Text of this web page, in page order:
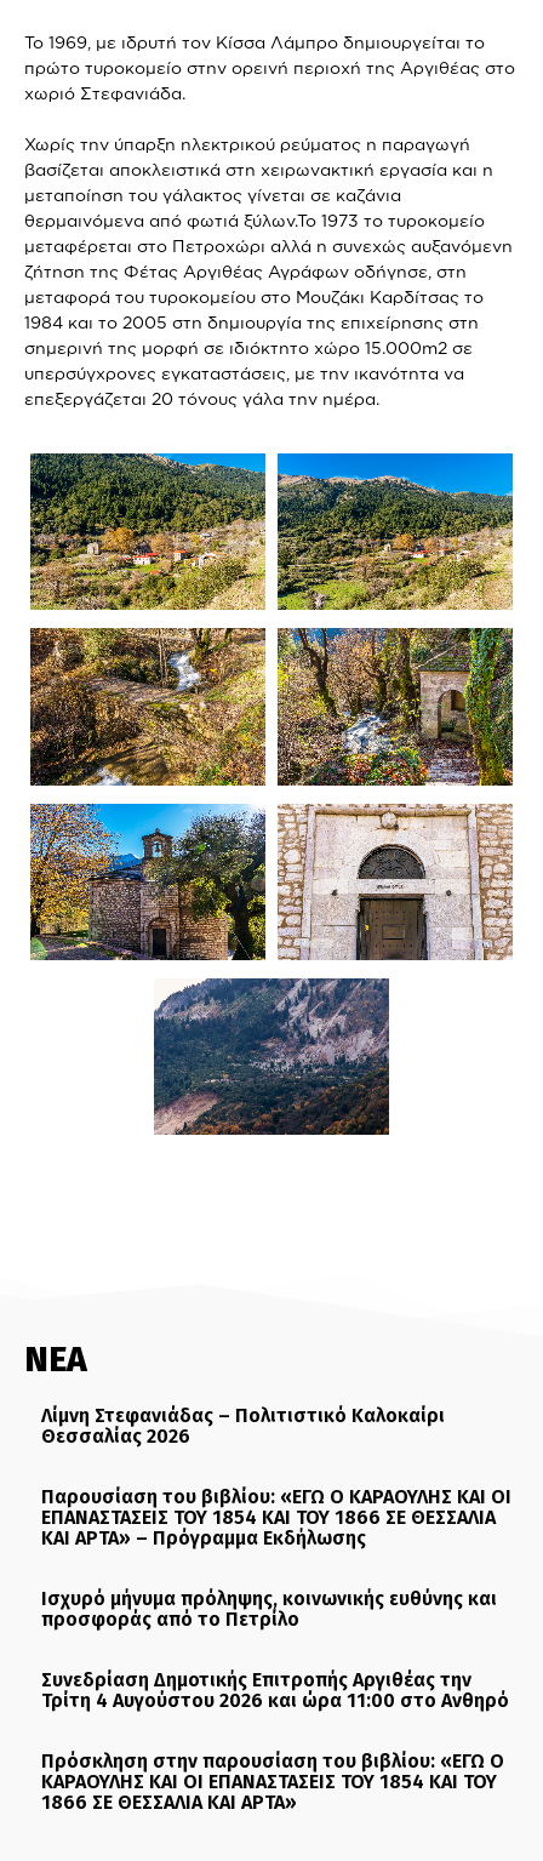
Το 1969, με ιδρυτή τον Κίσσα Λάμπρο δημιουργείται το
πρώτο τυροκομείο στην ορεινή περιοχή της Αργιθέας στο
χωριό Στεφανιάδα.
Χωρίς την ύπαρξη ηλεκτρικού ρεύματος η παραγωγή
βασίζεται αποκλειστικά στη χειρωνακτική εργασία και η
μεταποίηση του γάλακτος γίνεται σε καζάνια
θερμαινόμενα από φωτιά ξύλων.Το 1973 το τυροκομείο
μεταφέρεται στο Πετροχώρι αλλά η συνεχώς αυξανόμενη
ζήτηση της Φέτας Αργιθέας Αγράφων οδήγησε, στη
μεταφορά του τυροκομείου στο Μουζάκι Καρδίτσας το
1984 και το 2005 στη δημιουργία της επιχείρησης στη
σημερινή της μορφή σε ιδιόκτητο χώρο 15.000m2 σε
υπερσύγχρονες εγκαταστάσεις, με την ικανότητα να
επεξεργάζεται 20 τόνους γάλα την ημέρα.
ΝΕΑ
Λίμνη Στεφανιάδας – Πολιτιστικό Καλοκαίρι
Θεσσαλίας 2026
Παρουσίαση του βιβλίου: «ΕΓΩ Ο ΚΑΡΑΟΥΛΗΣ ΚΑΙ ΟΙ
ΕΠΑΝΑΣΤΑΣΕΙΣ ΤΟΥ 1854 ΚΑΙ ΤΟΥ 1866 ΣΕ ΘΕΣΣΑΛΙΑ
ΚΑΙ ΑΡΤΑ» – Πρόγραμμα Εκδήλωσης
Ισχυρό μήνυμα πρόληψης, κοινωνικής ευθύνης και
προσφοράς από το Πετρίλο
Συνεδρίαση Δημοτικής Επιτροπής Αργιθέας την
Τρίτη 4 Αυγούστου 2026 και ώρα 11:00 στο Ανθηρό
Πρόσκληση στην παρουσίαση του βιβλίου: «ΕΓΩ Ο
ΚΑΡΑΟΥΛΗΣ ΚΑΙ ΟΙ ΕΠΑΝΑΣΤΑΣΕΙΣ ΤΟΥ 1854 ΚΑΙ ΤΟΥ
1866 ΣΕ ΘΕΣΣΑΛΙΑ ΚΑΙ ΑΡΤΑ»